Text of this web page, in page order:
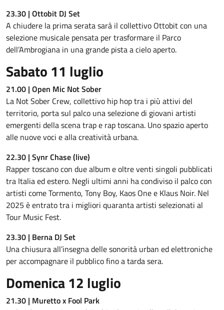
23.30 | Ottobit DJ Set
A chiudere la prima serata sarà il collettivo Ottobit con una
selezione musicale pensata per trasformare il Parco
dell’Ambrogiana in una grande pista a cielo aperto.
Sabato 11 luglio
21.00 | Open Mic Not Sober
La Not Sober Crew, collettivo hip hop tra i più attivi del
territorio, porta sul palco una selezione di giovani artisti
emergenti della scena trap e rap toscana. Uno spazio aperto
alle nuove voci e alla creatività urbana.
22.30 | Synr Chase (live)
Rapper toscano con due album e oltre venti singoli pubblicati
tra Italia ed estero. Negli ultimi anni ha condiviso il palco con
artisti come Tormento, Tony Boy, Kaos One e Klaus Noir. Nel
2025 è entrato tra i migliori quaranta artisti selezionati al
Tour Music Fest.
23.30 | Berna DJ Set
Una chiusura all’insegna delle sonorità urban ed elettroniche
per accompagnare il pubblico fino a tarda sera.
Domenica12 luglio
21.30 | Muretto x Fool Park